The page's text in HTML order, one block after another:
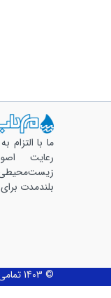
ما با التزام
رعایت
بلندمدت
© 1403 تمامی حقوق این وب سایت برای شرکت مهندسی مشاور مهاب قدس محفوظ می‌باشد.